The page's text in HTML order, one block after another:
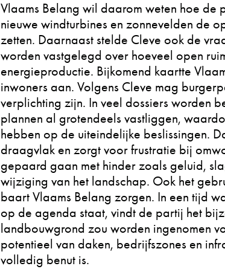
Vlaams Belang wil daarom weten hoe de
nieuwe windturbines en zonnevelden de
zetten. Daarnaast stelde Cleve ook de
worden vastgelegd over hoeveel open
energieproductie. Bijkomend kaartte
inwoners aan. Volgens Cleve mag
verplichting zijn. In veel dossiers worden
plannen al grotendeels vastliggen,
hebben op de uiteindelijke beslissingen.
draagvlak en zorgt voor frustratie bij
gepaard gaan met hinder zoals geluid,
wijziging van het landschap. Ook het
baart Vlaams Belang zorgen. In een tijd
op de agenda staat, vindt de partij het
landbouwgrond zou worden ingenomen
potentieel van daken, bedrijfszones en
volledig benut is.